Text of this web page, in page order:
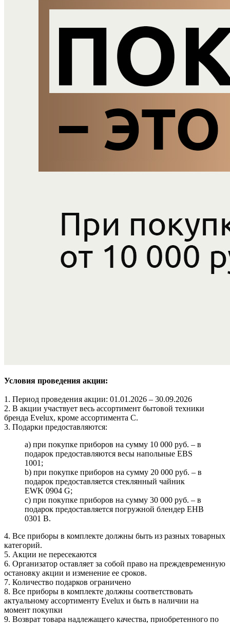
Условия проведения акции:
1. Период проведения акции: 01.01.2026 – 30.09.2026
2. В акции участвует весь ассортимент бытовой техники
бренда Evelux, кроме ассортимента С.
3. Подарки предоставляются:
a) при покупке приборов на сумму 10 000 руб. – в
подарок предоставляются весы напольные EBS
1001;
b) при покупке приборов на сумму 20 000 руб. – в
подарок предоставляется стеклянный чайник
EWK 0904 G;
с) при покупке приборов на сумму 30 000 руб. – в
подарок предоставляется погружной блендер EHB
0301 B.
4. Все приборы в комплекте должны быть из разных товарных
категорий.
5. Акции не пересекаются
6. Организатор оставляет за собой право на преждевременную
остановку акции и изменение ее сроков.
7. Количество подарков ограничено
8. Все приборы в комплекте должны соответствовать
актуальному ассортименту Evelux и быть в наличии на
момент покупки
9. Возврат товара надлежащего качества, приобретенного по